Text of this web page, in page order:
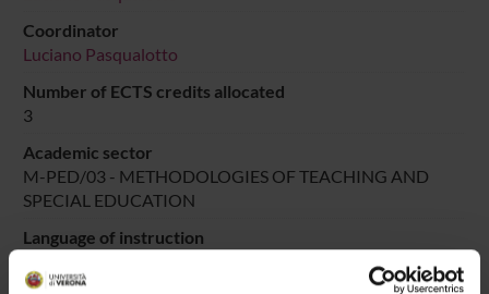
Coordinator
Luciano Pasqualotto
Number of ECTS credits allocated
3
Academic sector
M-PED/03 - METHODOLOGIES OF TEACHING AND
SPECIAL EDUCATION
Language of instruction